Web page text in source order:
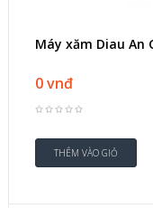
Máy xăm Diau An
0 vnđ